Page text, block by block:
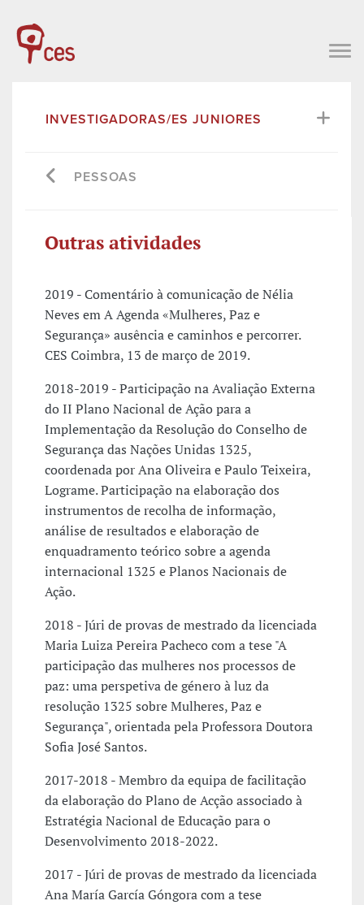
INVESTIGADORAS/ES JUNIORES
PESSOAS
Outras atividades
2019 - Comentário à comunicação de Nélia
Neves em A Agenda «Mulheres, Paz e
Segurança» ausência e caminhos e percorrer.
CES Coimbra, 13 de março de 2019.
2018-2019 - Participação na Avaliação Externa
do II Plano Nacional de Ação para a
Implementação da Resolução do Conselho de
Segurança das Nações Unidas 1325,
coordenada por Ana Oliveira e Paulo Teixeira,
Lograme. Participação na elaboração dos
instrumentos de recolha de informação,
análise de resultados e elaboração de
enquadramento teórico sobre a agenda
internacional 1325 e Planos Nacionais de
Ação.
2018 - Júri de provas de mestrado da licenciada
Maria Luiza Pereira Pacheco com a tese "A
participação das mulheres nos processos de
paz: uma perspetiva de género à luz da
resolução 1325 sobre Mulheres, Paz e
Segurança", orientada pela Professora Doutora
Sofia José Santos.
2017-2018 - Membro da equipa de facilitação
da elaboração do Plano de Acção associado à
Estratégia Nacional de Educação para o
Desenvolvimento 2018-2022.
2017 - Júri de provas de mestrado da licenciada
Ana María García Góngora com a tese